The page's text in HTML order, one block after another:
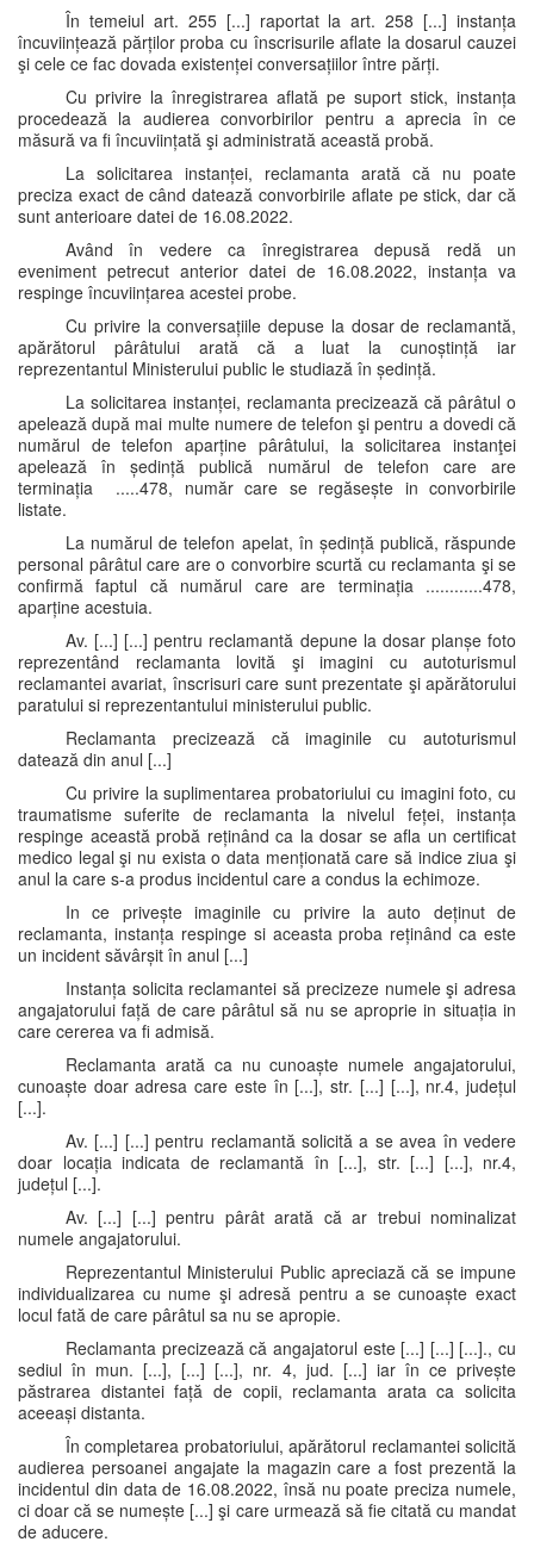
În temeiul art. 255 [...] raportat la art. 258 [...] instanța
încuviințează părților proba cu înscrisurile aflate la dosarul cauzei
şi cele ce fac dovada existenței conversațiilor între părți.
Cu privire la înregistrarea aflată pe suport stick, instanța
procedează la audierea convorbirilor pentru a aprecia în ce
măsură va fi încuviințată şi administrată această probă.
La solicitarea instanței, reclamanta arată că nu poate
preciza exact de când datează convorbirile aflate pe stick, dar că
sunt anterioare datei de 16.08.2022.
Având în vedere ca înregistrarea depusă redă un
eveniment petrecut anterior datei de 16.08.2022, instanța va
respinge încuviințarea acestei probe.
Cu privire la conversațiile depuse la dosar de reclamantă,
apărătorul pârâtului arată că a luat la cunoștință iar
reprezentantul Ministerului public le studiază în ședință.
La solicitarea instanței, reclamanta precizează că pârâtul o
apelează după mai multe numere de telefon şi pentru a dovedi că
numărul de telefon aparține pârâtului, la solicitarea instanţei
apelează în ședință publică numărul de telefon care are
terminația .....478, număr care se regăsește in convorbirile
listate.
La numărul de telefon apelat, în ședință publică, răspunde
personal pârâtul care are o convorbire scurtă cu reclamanta şi se
confirmă faptul că numărul care are terminația ............478,
aparține acestuia.
Av. [...] [...] pentru reclamantă depune la dosar planșe foto
reprezentând reclamanta lovită şi imagini cu autoturismul
reclamantei avariat, înscrisuri care sunt prezentate şi apărătorului
paratului si reprezentantului ministerului public.
Reclamanta precizează că imaginile cu autoturismul
datează din anul [...]
Cu privire la suplimentarea probatoriului cu imagini foto, cu
traumatisme suferite de reclamanta la nivelul feței, instanța
respinge această probă reținând ca la dosar se afla un certificat
medico legal şi nu exista o data menționată care să indice ziua şi
anul la care s-a produs incidentul care a condus la echimoze.
In ce privește imaginile cu privire la auto deținut de
reclamanta, instanța respinge si aceasta proba reținând ca este
un incident săvârșit în anul [...]
Instanța solicita reclamantei să precizeze numele şi adresa
angajatorului față de care pârâtul să nu se aproprie in situația in
care cererea va fi admisă.
Reclamanta arată ca nu cunoaște numele angajatorului,
cunoaște doar adresa care este în [...], str. [...] [...], nr.4, județul
[...].
Av. [...] [...] pentru reclamantă solicită a se avea în vedere
doar locația indicata de reclamantă în [...], str. [...] [...], nr.4,
județul [...].
Av. [...] [...] pentru pârât arată că ar trebui nominalizat
numele angajatorului.
Reprezentantul Ministerului Public apreciază că se impune
individualizarea cu nume şi adresă pentru a se cunoaște exact
locul fată de care pârâtul sa nu se apropie.
Reclamanta precizează că angajatorul este [...] [...] [...]., cu
sediul în mun. [...], [...] [...], nr. 4, jud. [...] iar în ce privește
păstrarea distantei față de copii, reclamanta arata ca solicita
aceeași distanta.
În completarea probatoriului, apărătorul reclamantei solicită
audierea persoanei angajate la magazin care a fost prezentă la
incidentul din data de 16.08.2022, însă nu poate preciza numele,
ci doar că se numește [...] şi care urmează să fie citată cu mandat
de aducere.